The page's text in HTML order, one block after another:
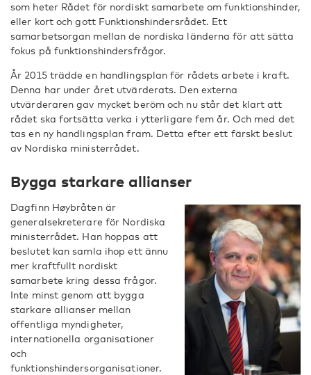
som heter Rådet för nordiskt samarbete om funktionshinder,
eller kort och gott Funktionshindersrådet. Ett
samarbetsorgan mellan de nordiska länderna för att sätta
fokus på funktionshindersfrågor.
År 2015 trädde en handlingsplan för rådets arbete i kraft.
Denna har under året utvärderats. Den externa
utvärderaren gav mycket beröm och nu står det klart att
rådet ska fortsätta verka i ytterligare fem år. Och med det
tas en ny handlingsplan fram. Detta efter ett färskt beslut
av Nordiska ministerrådet.
Bygga starkare allianser
Dagfinn Høybråten är
generalsekreterare för Nordiska
ministerrådet. Han hoppas att
beslutet kan samla ihop ett ännu
mer kraftfullt nordiskt
samarbete kring dessa frågor.
Inte minst genom att bygga
starkare allianser mellan
offentliga myndigheter,
internationella organisationer
och
funktionshindersorganisationer.